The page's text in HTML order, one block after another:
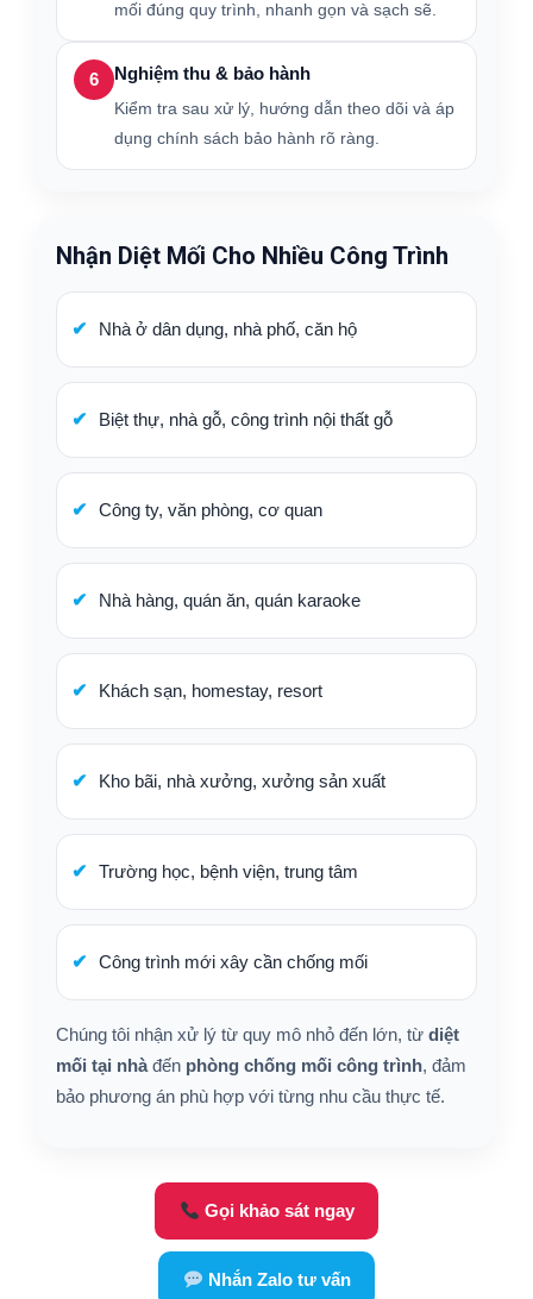
mối đúng quy trình, nhanh gọn và sạch sẽ.
6 Nghiệm thu & bảo hành
Kiểm tra sau xử lý, hướng dẫn theo dõi và áp
dụng chính sách bảo hành rõ ràng.
Nhận Diệt Mối Cho Nhiều Công Trình
Nhà ở dân dụng, nhà phố, căn hộ
Biệt thự, nhà gỗ, công trình nội thất gỗ
Công ty, văn phòng, cơ quan
Nhà hàng, quán ăn, quán karaoke
Khách sạn, homestay, resort
Kho bãi, nhà xưởng, xưởng sản xuất
Trường học, bệnh viện, trung tâm
Công trình mới xây cần chống mối
Chúng tôi nhận xử lý từ quy mô nhỏ đến lớn, từ diệt
mối tại nhà đến phòng chống mối công trình, đảm
bảo phương án phù hợp với từng nhu cầu thực tế.
Gọi khảo sát ngay
Nhắn Zalo tư vấn